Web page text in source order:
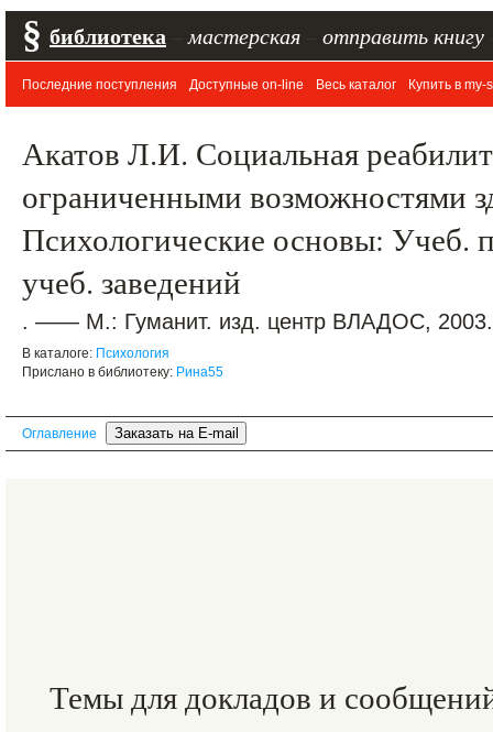
§ библиотека мастерская отправить книгу
Последние поступления Доступные on-line Весь каталог Купить в my-
Акатов Л.И. Социальная
ограниченными возможностями
Психологические основы: Учеб.
учеб. заведений
. —— М.: Гуманит. изд. центр ВЛАДОС,
В каталоге: Психология
Прислано в библиотеку: Рина55
Оглавление
Темы для докладов и